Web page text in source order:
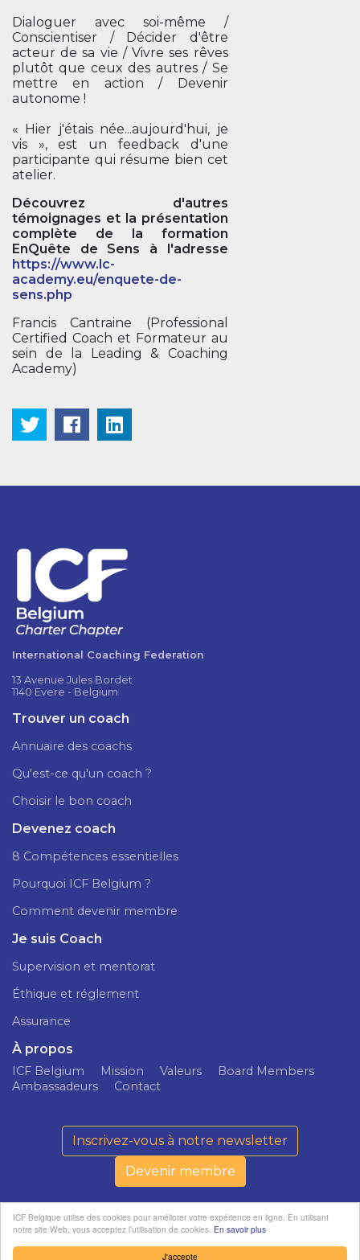
J'accepte
ICF Belgique utilise des cookies pour améliorer votre expérience en ligne. En utilisant
notre site Web, vous acceptez l’utilisation de cookies. En savoir plus
Dialoguer avec soi-même /
Conscientiser / Décider d'être
acteur de sa vie / Vivre ses rêves
plutôt que ceux des autres / Se
mettre en action / Devenir
autonome !
« Hier j'étais née...aujourd'hui, je
vis », est un feedback d'une
participante qui résume bien cet
atelier.
Découvrez d'autres
témoignages et la présentation
complète de la formation
EnQuête de Sens à l'adresse
https://www.lc-
academy.eu/enquete-de-
sens.php
Francis Cantraine (Professional
Certified Coach et Formateur au
sein de la Leading & Coaching
Academy)
International Coaching Federation
13 Avenue Jules Bordet
1140 Evere - Belgium
Trouver un coach
Annuaire des coachs
Qu'est-ce qu'un coach ?
Choisir le bon coach
Devenez coach
8 Compétences essentielles
Pourquoi ICF Belgium ?
Comment devenir membre
Je suis Coach
Supervision et mentorat
Éthique et réglement
Assurance
À propos
ICF Belgium Mission Valeurs
Board Members
Ambassadeurs
Contact
Inscrivez-vous à notre newsletter
Devenir membre
confidentialité